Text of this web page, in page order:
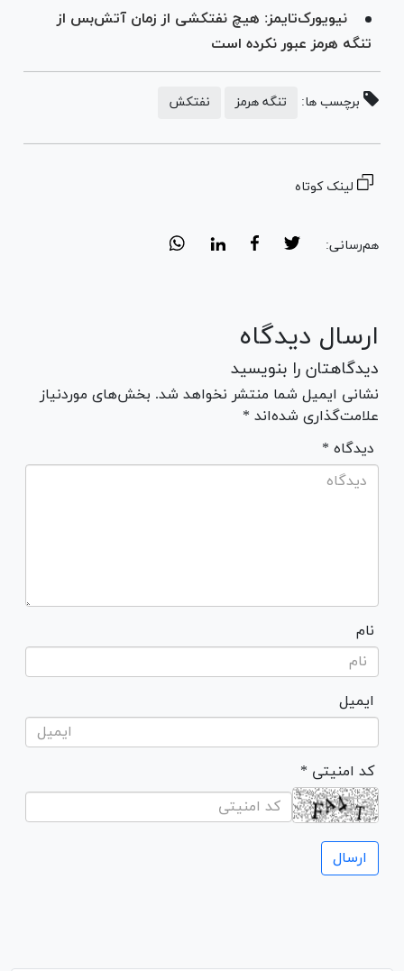
نیویورک‌تایمز: هیچ نفتکشی از زمان آتش‌بس از
تنگه هرمز عبور نکرده است
برچسب ها: تنگه هرمز نفتکش
لینک کوتاه
هم‌رسانی:
ارسال دیدگاه
دیدگاهتان را بنویسید
نشانی ایمیل شما منتشر نخواهد شد. بخش‌های موردنیاز
علامت‌گذاری شده‌اند *
* دیدگاه
نام
ایمیل
* کد امنیتی